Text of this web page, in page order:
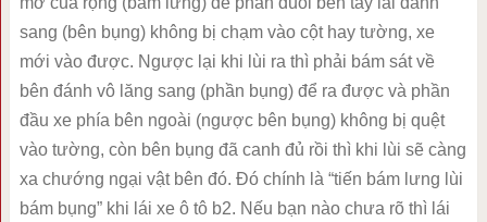
sang (bên bụng) không bị chạm vào cột hay tường, xe
mới vào được. Ngược lại khi lùi ra thì phải bám sát về
bên đánh vô lăng sang (phần bụng) để ra được và phần
đầu xe phía bên ngoài (ngược bên bụng) không bị quệt
vào tường, còn bên bụng đã canh đủ rồi thì khi lùi sẽ càng
xa chướng ngại vật bên đó. Đó chính là “tiến bám lưng lùi
bám bụng” khi lái xe ô tô b2. Nếu bạn nào chưa rõ thì lái